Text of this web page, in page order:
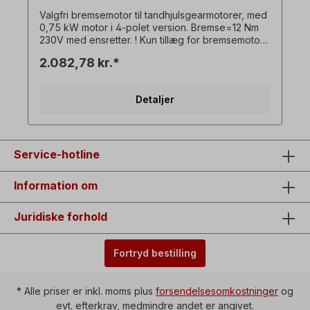
Valgfri bremsemotor til tandhjulsgearmotorer, med
0,75 kW motor i 4-polet version. Bremse=12 Nm
230V med ensretter. ! Kun tillæg for bremsemotor
tilsvarende trefasede gearmotor! Alle
2.082,78 kr.*
Detaljer
Service-hotline
Information om
Juridiske forhold
Fortryd bestilling
* Alle priser er inkl. moms plus forsendelsesomkostninger og
evt. efterkrav, medmindre andet er angivet.